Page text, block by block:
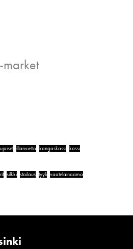
illanvietto kangaskassi kassi
silkki stailaus tyyli vaatelainaamo